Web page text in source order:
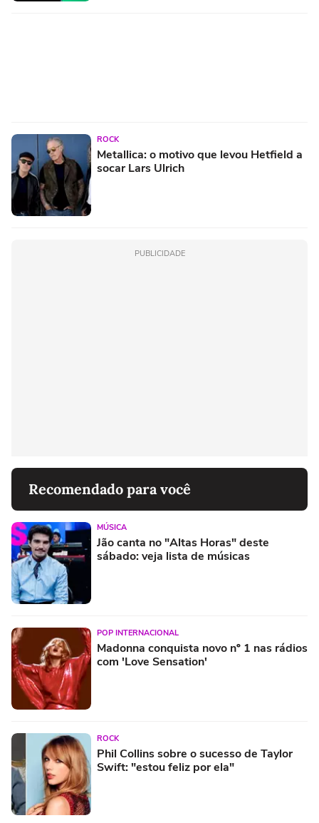
ROCK
Metallica: o motivo que levou Hetfield a
socar Lars Ulrich
PUBLICIDADE
Recomendado para você
MÚSICA
Jão canta no "Altas Horas" deste
sábado: veja lista de músicas
POP INTERNACIONAL
Madonna conquista novo nº 1 nas rádios
com 'Love Sensation'
ROCK
Phil Collins sobre o sucesso de Taylor
Swift: "estou feliz por ela"